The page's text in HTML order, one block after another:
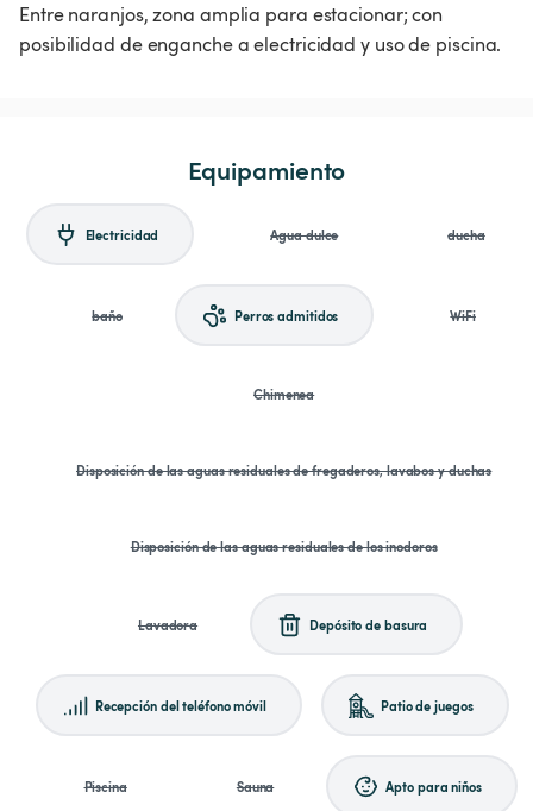
Entre naranjos, zona amplia para estacionar; con
Equipamiento
Electricidad Agua dulce ducha
baño Perros admitidos WiFi
Chimenea
Disposición de las aguas residuales de fregaderos, lavabos y duchas
Disposición de las aguas residuales de los inodoros
Lavadora Depósito de basura
Recepción del teléfono móvil Patio de juegos
Piscina Sauna Apto para niños